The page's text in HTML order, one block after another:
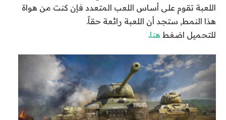
اللعبة تقوم على أساس اللعب المتعدد فإن كنت من هواة
هذا النمط, ستجد أن اللعبة رائعة حقاً.
للتحميل اضغط هنا.